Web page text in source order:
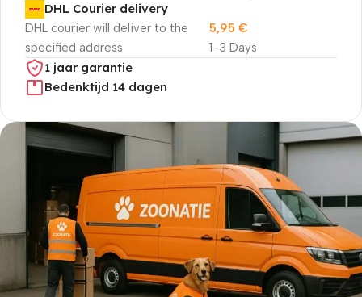
DHL Courier delivery
DHL courier will deliver to the
specified address
1-3 Days
5,95 €
1 jaar garantie
Bedenktijd 14 dagen